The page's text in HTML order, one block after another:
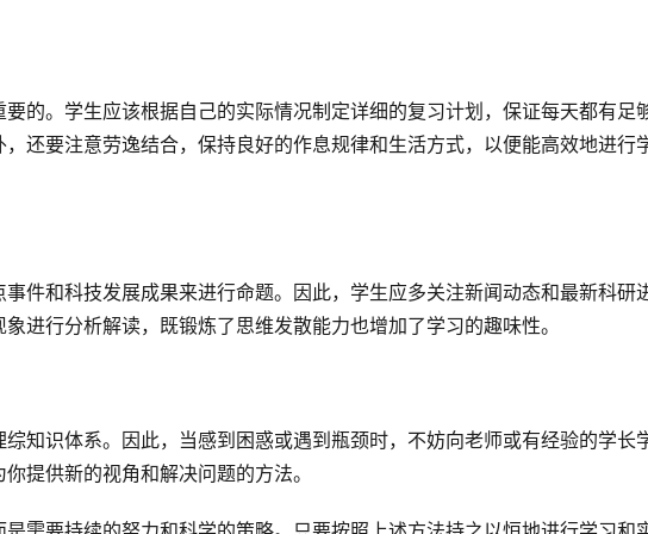
的。学生应该根据自己的实际情况制定详细的复习计划，保证每天都有足
还要注意劳逸结合，保持良好的作息规律和生活方式，以便能高效地进行
件和科技发展成果来进行命题。因此，学生应多关注新闻动态和最新科研
进行分析解读，既锻炼了思维发散能力也增加了学习的趣味性。
知识体系。因此，当感到困惑或遇到瓶颈时，不妨向老师或有经验的学长
提供新的视角和解决问题的方法。